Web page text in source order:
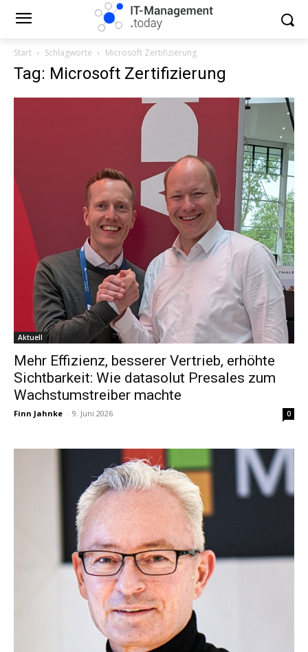
Start Schlagworte Microsoft Zertifizierung
Tag: Microsoft Zertifizierung
Aktuell
Mehr Effizienz, besserer Vertrieb, erhöhte
Sichtbarkeit: Wie datasolut Presales zum
Wachstumstreiber machte
Finn Jahnke - 9. Juni 2026 0